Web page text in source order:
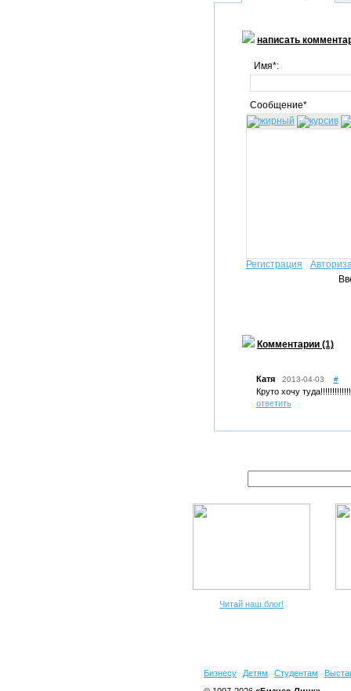
написать
Имя*:
Сообщение*
Регистрация
Комментарии (1)
Катя 2013-04-03 #
Круто хочу
ответить
Читай наш блог!
Бизнесу Детям Студентам